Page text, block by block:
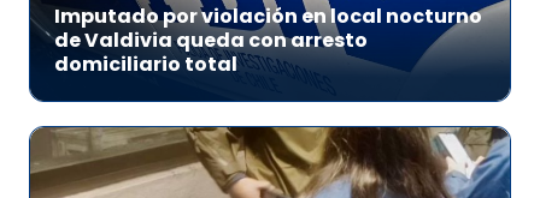
Imputado por violación en local nocturno
de Valdivia queda con arresto
domiciliario total